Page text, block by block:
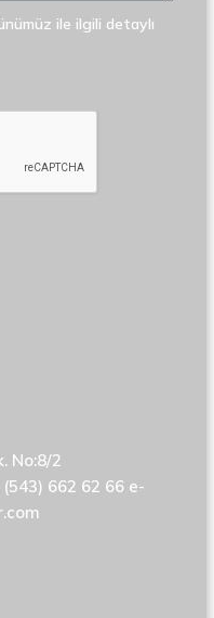
ile ilgili detaylı
No:8/2
662 62 66 e-